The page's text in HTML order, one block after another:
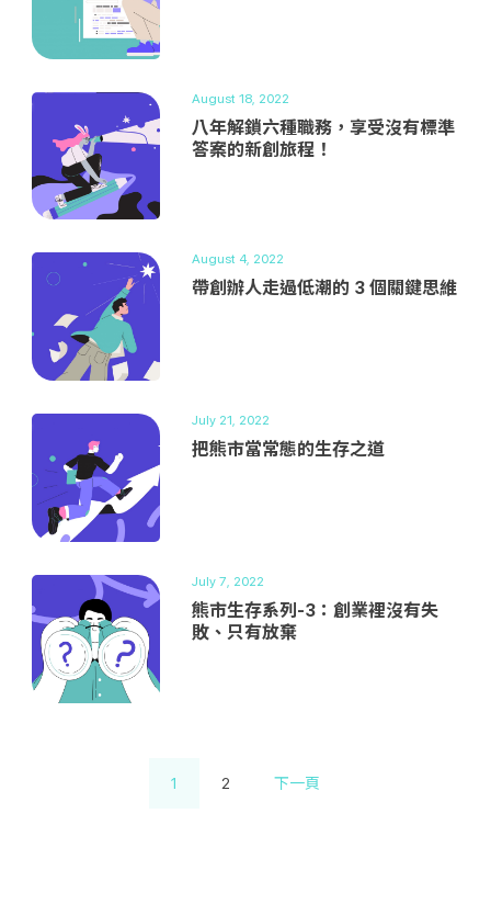
August 18, 2022
八年解鎖六種職務，享受沒有標準
答案的新創旅程！
August 4, 2022
帶創辦人走過低潮的 3 個關鍵思維
July 21, 2022
把熊市當常態的生存之道
July 7, 2022
熊市生存系列-3：創業裡沒有失
敗、只有放棄
1 2 下一頁